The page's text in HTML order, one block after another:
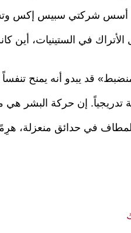
أسس شركتي سبيس إكس
الأتراك في الستينيات، أين
قد يبدو أنه يمنح
تدريجياً. إن حركة البشر
في حدائق منعزلة،